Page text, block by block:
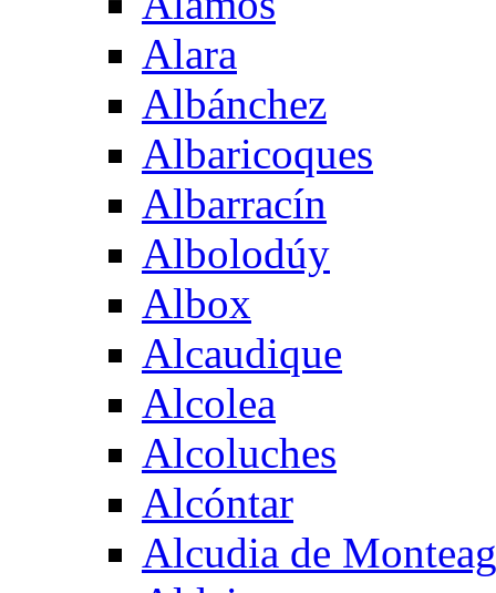
Alara
Albánchez
Albaricoques
Albarracín
Albolodúy
Albox
Alcaudique
Alcolea
Alcoluches
Alcóntar
Alcudia de